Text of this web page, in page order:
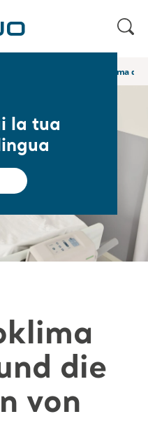
la tua
Academy Das Mikroklima
die
von